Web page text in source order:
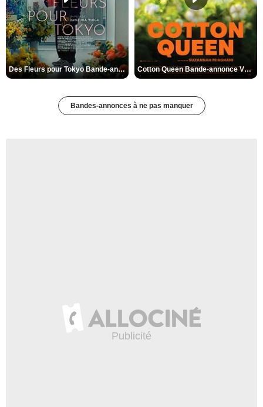
Des Fleurs pour Tokyo Bande-annonce VO STFR Cotton Queen Bande-annonce VO STFR
Bandes-annonces à ne pas manquer